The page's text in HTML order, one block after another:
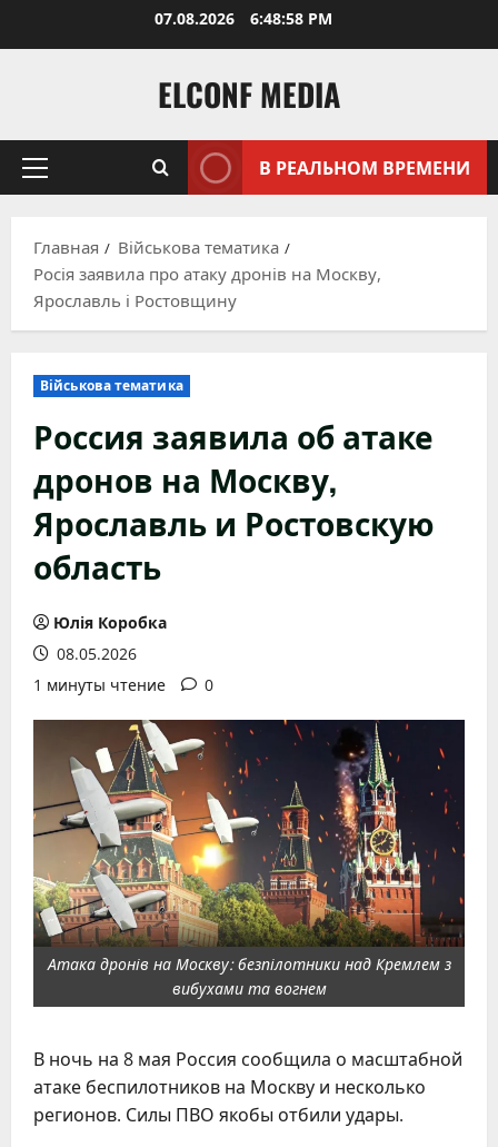
07.08.2026 6:48:59 PM
ELCONF MEDIA
Основное
В РЕАЛЬНОМ ВРЕМЕНИ
Главная
Військова тематика
Росія заявила про атаку дронів на Москву,
Ярославль і Ростовщину
Військова тематика
Россия заявила об атаке
дронов на Москву,
Ярославль и Ростовскую
область
Юлія Коробка
08.05.2026
1 минуты чтение
0
Атака дронів на Москву: безпілотники над Кремлем з
вибухами та вогнем
В ночь на 8 мая Россия сообщила о масштабной
атаке беспилотников на Москву и несколько
регионов. Силы ПВО якобы отбили удары.